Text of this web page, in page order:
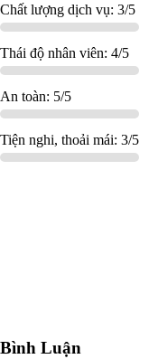
Chất lượng dịch vụ: 3/5
Thái độ nhân viên: 4/5
An toàn: 5/5
Tiện nghi, thoải mái: 3/5
Bình Luận